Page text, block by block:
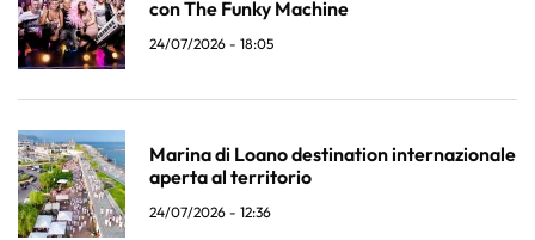
con The Funky Machine
24/07/2026 - 18:05
Marina di Loano destination internazionale
aperta al territorio
24/07/2026 - 12:36